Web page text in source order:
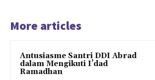
More articles
Antusiasme Santri DDI Abrad
dalam Mengikuti I’dad
Ramadhan